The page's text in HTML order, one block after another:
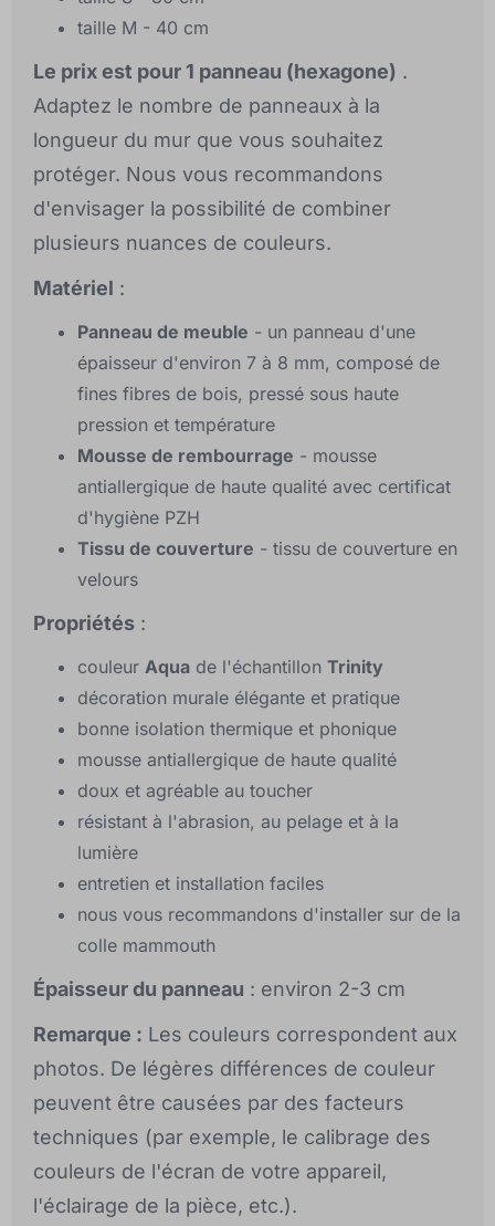
taille M - 40 cm
Le prix est pour 1 panneau (hexagone) .
Adaptez le nombre de panneaux à la
longueur du mur que vous souhaitez
protéger. Nous vous recommandons
d'envisager la possibilité de combiner
plusieurs nuances de couleurs.
Matériel :
Panneau de meuble - un panneau d'une
épaisseur d'environ 7 à 8 mm, composé de
fines fibres de bois, pressé sous haute
pression et température
Mousse de rembourrage - mousse
antiallergique de haute qualité avec certificat
d'hygiène PZH
Tissu de couverture - tissu de couverture en
velours
Propriétés :
couleur Aqua de l'échantillon Trinity
décoration murale élégante et pratique
bonne isolation thermique et phonique
mousse antiallergique de haute qualité
doux et agréable au toucher
résistant à l'abrasion, au pelage et à la
lumière
entretien et installation faciles
nous vous recommandons d'installer sur de la
colle mammouth
Épaisseur du panneau : environ 2-3 cm
Remarque : Les couleurs correspondent aux
photos. De légères différences de couleur
peuvent être causées par des facteurs
techniques (par exemple, le calibrage des
couleurs de l'écran de votre appareil,
l'éclairage de la pièce, etc.).